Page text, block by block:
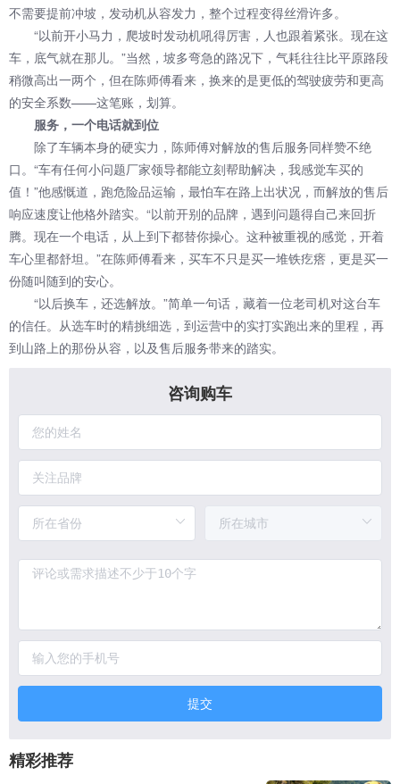
不需要提前冲坡，发动机从容发力，整个过程变得丝滑许多。
“以前开小马力，爬坡时发动机吼得厉害，人也跟着紧张。现在这
车，底气就在那儿。”当然，坡多弯急的路况下，气耗往往比平原路段
稍微高出一两个，但在陈师傅看来，换来的是更低的驾驶疲劳和更高
的安全系数——这笔账，划算。
服务，一个电话就到位
除了车辆本身的硬实力，陈师傅对解放的售后服务同样赞不绝
口。“车有任何小问题厂家领导都能立刻帮助解决，我感觉车买的
值！”他感慨道，跑危险品运输，最怕车在路上出状况，而解放的售后
响应速度让他格外踏实。“以前开别的品牌，遇到问题得自己来回折
腾。现在一个电话，从上到下都替你操心。这种被重视的感觉，开着
车心里都舒坦。”在陈师傅看来，买车不只是买一堆铁疙瘩，更是买一
份随叫随到的安心。
“以后换车，还选解放。”简单一句话，藏着一位老司机对这台车
的信任。从选车时的精挑细选，到运营中的实打实跑出来的里程，再
到山路上的那份从容，以及售后服务带来的踏实。
咨询购车
提交
精彩推荐